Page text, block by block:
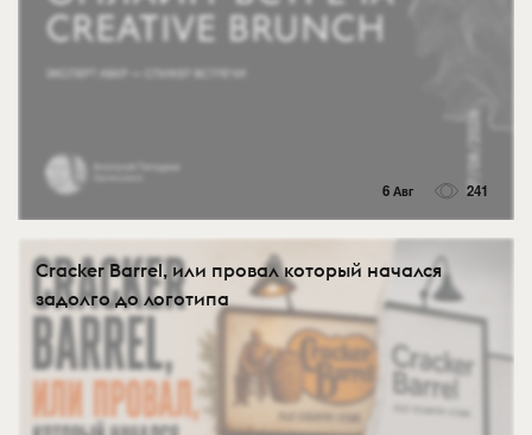
6 Авг 241
Cracker Barrel, или провал который начался
задолго до логотипа